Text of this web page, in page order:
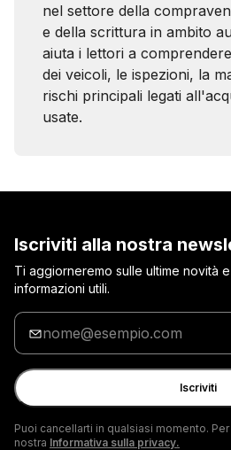
nel settore della
e della scrittura in ambito
aiuta i lettori a
dei veicoli, le ispezioni, la
rischi principali legati
usate.
Iscriviti alla nostra
Ti aggiorneremo sulle ultime novità
informazioni utili.
Inserisci
tua
e-
mail
Iscriviti
Puoi cancellarti in qualsiasi momento.
nostra Informativa sulla privacy.